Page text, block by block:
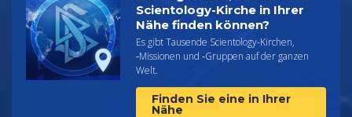
Scientology-Kirche in Ihrer
Nähe finden können?
Es gibt Tausende Scientology-Kirchen,
‑Missionen und ‑Gruppen auf der ganzen
Welt.
Finden Sie eine in Ihrer
Nähe